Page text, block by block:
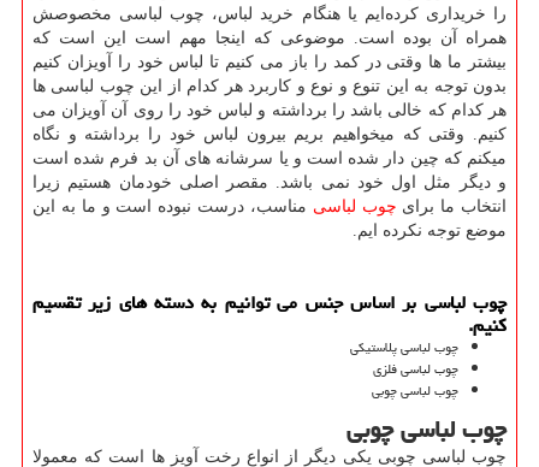
را خریداری کرده‌ایم یا هنگام خرید لباس، چوب ‌لباسی مخصوصش
همراه آن بوده است. موضوعی که اینجا مهم است این است که
بیشتر ما ها وقتی در کمد را باز می کنیم تا لباس خود را آویزان کنیم
بدون توجه به این تنوع و نوع و کاربرد هر کدام از این چوب لباسی ها
هر کدام که خالی باشد را برداشته و لباس خود را روی آن آویزان می
کنیم. وقتی که میخواهیم بریم بیرون لباس خود را برداشته و نگاه
میکنم که چین دار شده است و یا سرشانه های آن بد فرم شده است
و دیگر مثل اول خود نمی باشد. مقصر اصلی خودمان هستیم زیرا
انتخاب ما برای چوب ‌لباسی مناسب، درست نبوده است و ما به این
موضع توجه نکرده ایم.
چوب لباسی بر اساس جنس می توانیم به دسته های زیر تقسیم
کنیم.
چوب لباسی پلاستیکی
چوب لباسی فلزی
چوب لباسی چوبی
چوب لباسی چوبی
چوب لباسی چوبی یکی دیگر از انواع رخت آویز ها است که معمولا